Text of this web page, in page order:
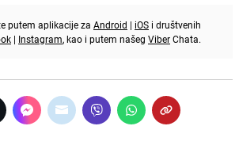
putem aplikacije za Android | iOS i društvenih
| Instagram, kao i putem našeg ViberChata.